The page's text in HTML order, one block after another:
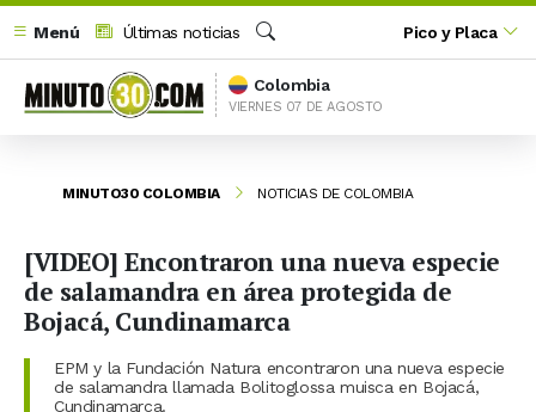
Menú
Últimas noticias
Buscar
Pico y Placa
Colombia
VIERNES 07 DE AGOSTO
MINUTO30 COLOMBIA NOTICIAS DE COLOMBIA
[VIDEO] Encontraron una nueva especie
de salamandra en área protegida de
Bojacá, Cundinamarca
EPM y la Fundación Natura encontraron una nueva especie
de salamandra llamada Bolitoglossa muisca en Bojacá,
Cundinamarca.